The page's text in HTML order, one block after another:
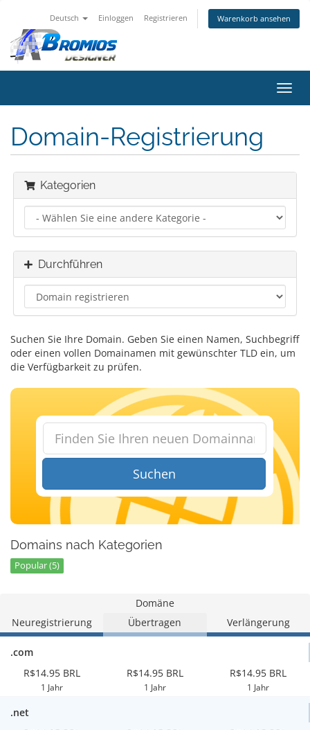
Deutsch Einloggen Registrieren Warenkorb ansehen
ein-/
Domain-Registrierung
Kategorien
Durchführen
Suchen Sie Ihre Domain. Geben Sie einen Namen, Suchbegriff
oder einen vollen Domainamen mit gewünschter TLD ein, um
die Verfügbarkeit zu prüfen.
Suchen
Domains nach Kategorien
Popular (5)
Domäne
Neuregistrierung
Übertragen Verlängerung
.com
R$14.95 BRL
1 Jahr
R$14.95 BRL
1 Jahr
R$14.95 BRL
1 Jahr
.net